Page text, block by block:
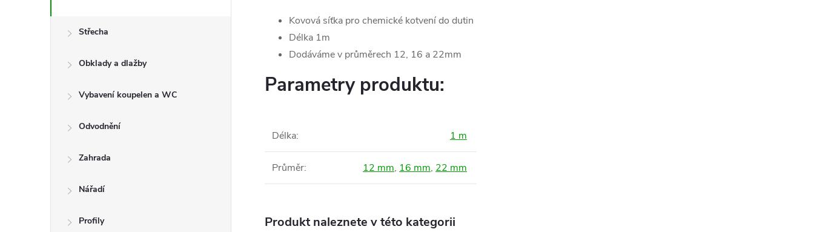
Střecha
Obklady a dlažby
Vybavení koupelen a WC
Odvodnění
Zahrada
Nářadí
Profily
Kovová síťka pro chemické kotvení do dutin
Délka 1m
Dodáváme v průměrech 12, 16 a 22mm
Parametry produktu:
Délka: 1 m
Průměr: 12 mm, 16 mm, 22 mm
Produkt naleznete v této kategorii